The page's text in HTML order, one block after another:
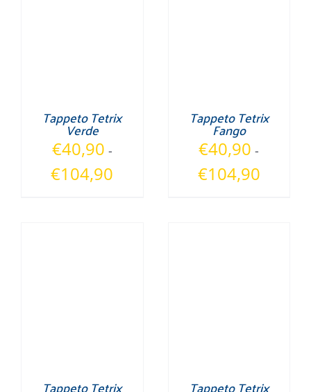
Tappeto Tetrix
Verde
€40,90 -
€104,90
Tappeto Tetrix
Fango
€40,90 -
€104,90Fascia